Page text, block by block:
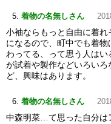
着物の名無しさん 2018
小袖ならもっと自由に着
になるので、町中でも着
わってる、って思う人は
が試着や製作などいろい
ど、興味はあります。
着物の名無しさん 2018
中森明菜…て思った自分は